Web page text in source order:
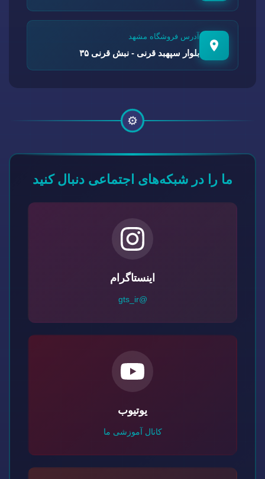
آدرس فروشگاه مشهد
بلوار سپهبد قرنی - نبش قرنی ۳۵
⚙️
ما را در شبکه‌های اجتماعی دنبال کنید
اینستاگرام
@gts_ir
یوتیوب
کانال آموزشی ما